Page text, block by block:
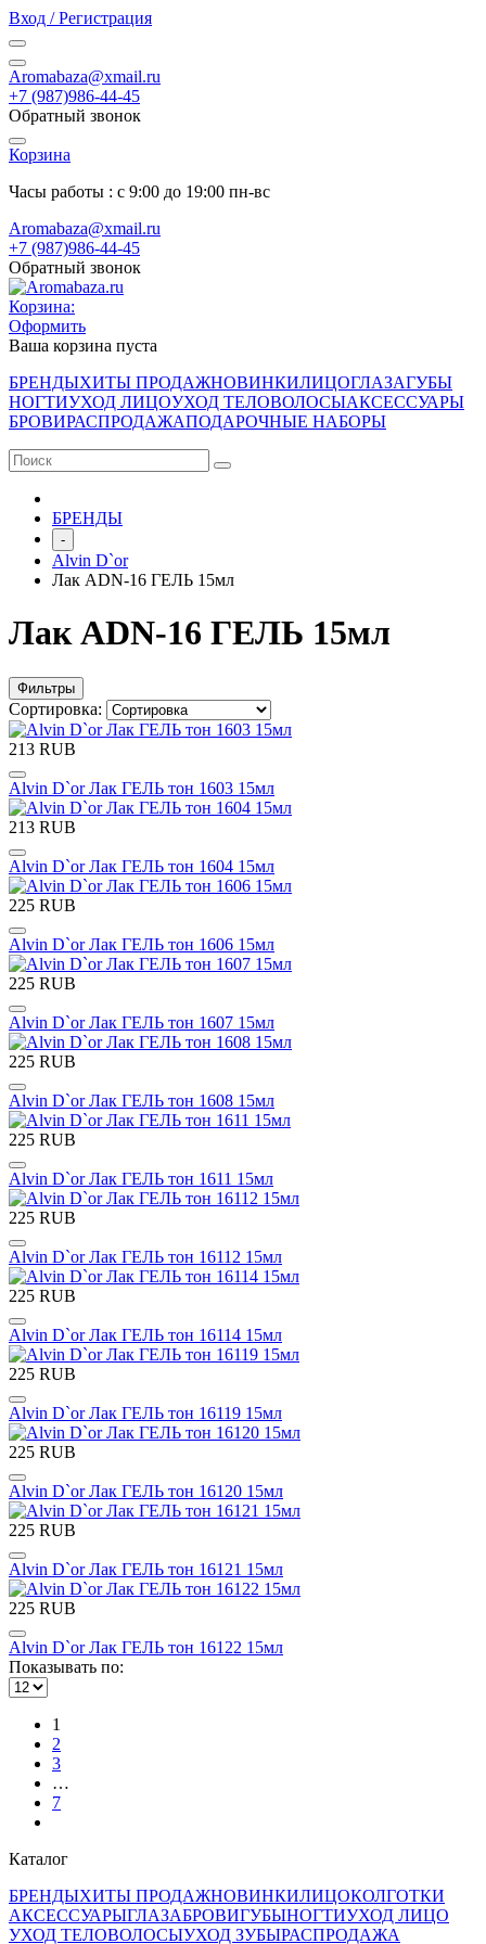
Вход / Регистрация
Aromabaza@xmail.ru
+7 (987)986-44-45
Обратный звонок
Корзина
Часы работы : с 9:00 до 19:00 пн-вс
Aromabaza@xmail.ru
+7 (987)986-44-45
Обратный звонок
Корзина:
Оформить
Ваша корзина пуста
БРЕНДЫХИТЫ ПРОДАЖНОВИНКИЛИЦОГЛАЗАГУБЫ
НОГТИУХОД ЛИЦОУХОД ТЕЛОВОЛОСЫАКСЕССУАРЫ
БРОВИРАСПРОДАЖАПОДАРОЧНЫЕ НАБОРЫ
БРЕНДЫ
-
Alvin D`or
Лак ADN-16 ГЕЛЬ 15мл
Лак ADN-16 ГЕЛЬ 15мл
Фильтры
Сортировка:
213 RUB
Alvin D`or Лак ГЕЛЬ тон 1603 15мл
213 RUB
Alvin D`or Лак ГЕЛЬ тон 1604 15мл
225 RUB
Alvin D`or Лак ГЕЛЬ тон 1606 15мл
225 RUB
Alvin D`or Лак ГЕЛЬ тон 1607 15мл
225 RUB
Alvin D`or Лак ГЕЛЬ тон 1608 15мл
225 RUB
Alvin D`or Лак ГЕЛЬ тон 1611 15мл
225 RUB
Alvin D`or Лак ГЕЛЬ тон 16112 15мл
225 RUB
Alvin D`or Лак ГЕЛЬ тон 16114 15мл
225 RUB
Alvin D`or Лак ГЕЛЬ тон 16119 15мл
225 RUB
Alvin D`or Лак ГЕЛЬ тон 16120 15мл
225 RUB
Alvin D`or Лак ГЕЛЬ тон 16121 15мл
225 RUB
Alvin D`or Лак ГЕЛЬ тон 16122 15мл
Показывать по:
1
2
3
…
7
Каталог
БРЕНДЫХИТЫ ПРОДАЖНОВИНКИЛИЦОКОЛГОТКИ
АКСЕССУАРЫГЛАЗАБРОВИГУБЫНОГТИУХОД ЛИЦО
УХОД ТЕЛОВОЛОСЫУХОД ЗУБЫРАСПРОДАЖА